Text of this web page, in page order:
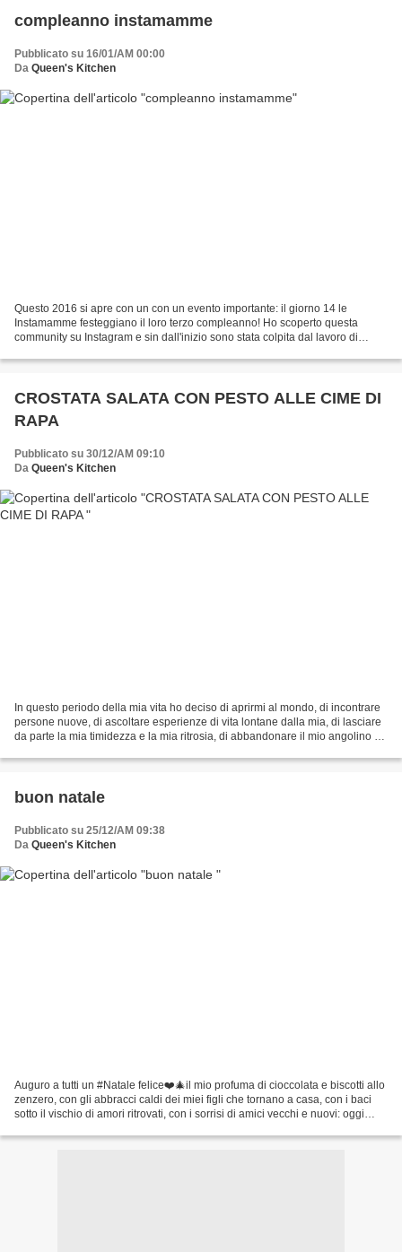
compleanno instamamme
Pubblicato su 16/01/AM 00:00
Da Queen's Kitchen
Questo 2016 si apre con un con un evento importante: il giorno 14 le
Instamamme festeggiano il loro terzo compleanno! Ho scoperto questa
community su Instagram e sin dall'inizio sono stata colpita dal lavoro di
CROSTATA SALATA CON PESTO ALLE CIME DI
RAPA
Pubblicato su 30/12/AM 09:10
Da Queen's Kitchen
In questo periodo della mia vita ho deciso di aprirmi al mondo, di incontrare
persone nuove, di ascoltare esperienze di vita lontane dalla mia, di lasciare
da parte la mia timidezza e la mia ritrosia, di abbandonare il mio angolino di
buon natale
Pubblicato su 25/12/AM 09:38
Da Queen's Kitchen
Auguro a tutti un #Natale felice❤️🎄il mio profuma di cioccolata e biscotti allo
zenzero, con gli abbracci caldi dei miei figli che tornano a casa, con i baci
sotto il vischio di amori ritrovati, con i sorrisi di amici vecchi e nuovi: oggi